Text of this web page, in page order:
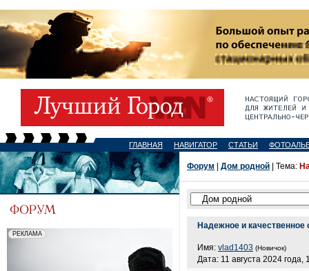
ГЛАВНАЯ НАВИГАТОР СТАТЬИ
Форум Дом родной | Тема:
Надежное и
Имя: vlad1403 (Новичок)
Дата: 11 августа 2024 года,